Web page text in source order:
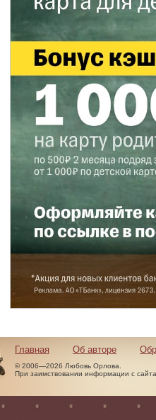
Главная Об авторе
© 2006—2026 Любовь Орлова.
При заимствовании информации с